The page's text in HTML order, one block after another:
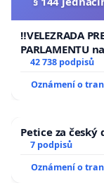
‼️VELEZRADA
PARLAMENTU
144 jednacího
usnesení k
republiky
42 738 podpisů
Oznámení o
Petice za
7 podpisů
Oznámení o